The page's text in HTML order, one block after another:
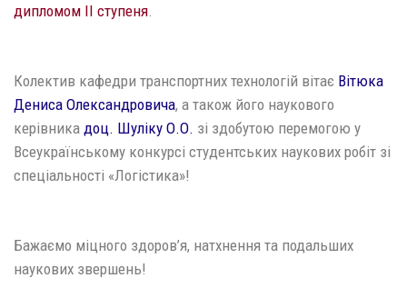
дипломом ІІ ступеня
Колектив кафедри транспортних технологій вітає Вітюка
Дениса Олександровича, а також його наукового
керівника доц. Шуліку О.О. зі здобутою перемогою у
Всеукраїнському конкурсі студентських наукових робіт зі
спеціальності «Логістика»!
Бажаємо міцного здоров’я, натхнення та подальших
наукових звершень!